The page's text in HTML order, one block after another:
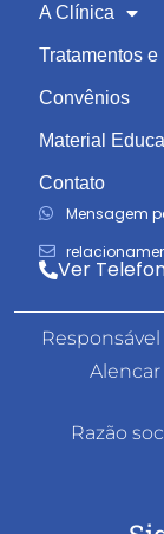
A Clínica
Tratamentos
Convênios
Material
Contato
Mensagem
Ver
Alencar
Razão